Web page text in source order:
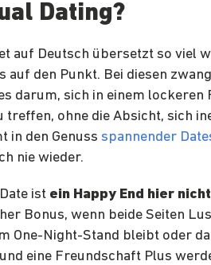
Dating?
auf Deutsch übersetzt so viel
auf den Punkt. Bei diesen
darum, sich in einem lockeren
treffen, ohne die Absicht, sich
in den Genuss spannender
nie wieder.
ist ein Happy End hier
Bonus, wenn beide Seiten
One-Night-Stand bleibt oder
eine Freundschaft Plus